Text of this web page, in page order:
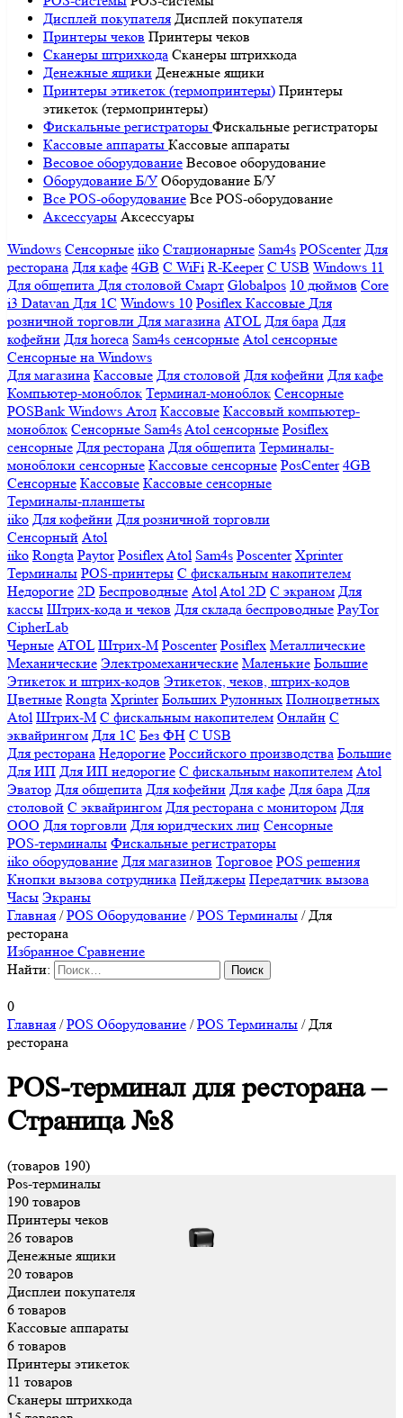
Дисплей покупателя Дисплей покупателя
Принтеры чеков Принтеры чеков
Сканеры штрихкода Сканеры штрихкода
Денежные ящики Денежные ящики
Принтеры этикеток (термопринтеры) Принтеры
этикеток (термопринтеры)
Фискальные регистраторы Фискальные регистраторы
Кассовые аппараты Кассовые аппараты
Весовое оборудование Весовое оборудование
Оборудование Б/У Оборудование Б/У
Все POS-оборудование Все POS-оборудование
Аксессуары Аксессуары
Windows Сенсорные iiko Стационарные Sam4s POScenter Для
ресторана Для кафе 4GB С WiFi R-Keeper С USB Windows 11
Для общепита Для столовой Смарт Globalpos 10 дюймов Core
i3 Datavan Для 1С Windows 10 Posiflex Кассовые Для
розничной торговли Для магазина ATOL Для бара Для
кофейни Для horeca Sam4s сенсорные Atol сенсорные
Сенсорные на Windows
Для магазина Кассовые Для столовой Для кофейни Для кафе
Компьютер-моноблок Терминал-моноблок Сенсорные
POSBank Windows Атол Кассовые Кассовый компьютер-
моноблок Сенсорные Sam4sAtol сенсорные Posiflex
сенсорные Для ресторана Для общепита Терминалы-
моноблоки сенсорные Кассовые сенсорные PosCenter 4GB
Сенсорные Кассовые Кассовые сенсорные
Терминалы-планшеты
iiko Для кофейни Для розничной торговли
Сенсорный Atol
iiko Rongta Paytor PosiflexAtol Sam4s Poscenter Xprinter
Терминалы POS-принтеры С фискальным накопителем
Недорогие 2D Беспроводные AtolAtol 2D С экраном Для
кассы Штрих-кода и чеков Для склада беспроводные PayTor
CipherLab
Черные ATOL Штрих-М Poscenter Posiflex Металлические
Механические Электромеханические Маленькие Большие
Этикеток и штрих-кодов Этикеток, чеков, штрих-кодов
Цветные Rongta Xprinter Больших Рулонных Полноцветных
Atol Штрих-М С фискальным накопителем Онлайн С
эквайрингом Для 1С Без ФН С USB
Для ресторана Недорогие Российского производства Большие
Для ИП Для ИП недорогие С фискальным накопителем Atol
Эватор Для общепита Для кофейни Для кафе Для бара Для
столовой С эквайрингом Для ресторана с монитором Для
ООО Для торговли Для юридческих лиц Сенсорные
POS-терминалы Фискальные регистраторы
iiko оборудование Для магазинов Торговое POS решения
Кнопки вызова сотрудника Пейджеры Передатчик вызова
Часы Экраны
Главная /POS Оборудование /POS Терминалы /Для
ресторана
Избранное Сравнение
Найти:
0
Главная /POS Оборудование /POS Терминалы /Для
ресторана
POS-терминал для ресторана –
Страница №8
(товаров 190)
Pos-терминалы
190 товаров
Принтеры чеков
26 товаров
Денежные ящики
20 товаров
Дисплеи покупателя
6 товаров
Кассовые аппараты
6 товаров
Принтеры этикеток
11 товаров
Сканеры штрихкода